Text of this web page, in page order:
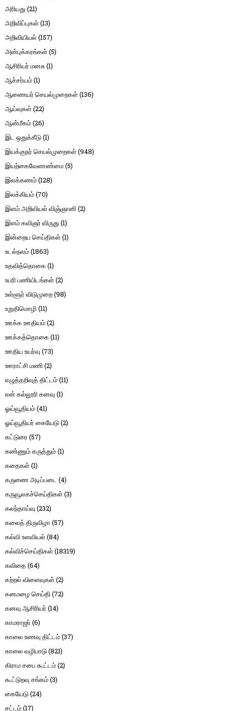
அரியது(21)
அறிவிப்புகள்(13)
அறிவியியல் (157)
அன்புக்கரங்கள்(5)
ஆசிரியர் மனசு(1)
ஆச்சர்யம்(1)
ஆணையர் செயல்முறைகள்(136)
ஆய்வுகள்(22)
ஆன்மீகம்(26)
இட ஒதுக்கீடு(1)
இயக்குநர் செயல்முறைகள்(948)
இயற்கைவேளாண்மை(5)
இலக்கணம்(128)
இலக்கியம்(70)
இளம் அறிவியல் விஞ்ஞானி(2)
இளம் கவிஞர் விருது(1)
இன்றைய செய்திகள்(1)
உடல்நலம்(1863)
உதவித்தொகை(1)
உபரி பணியிடங்கள்(2)
உள்ளூர் விடுமுறை(98)
உறுதிமொழி(11)
ஊக்க ஊதியம்(2)
ஊக்கத்தொகை(11)
ஊதிய உயர்வு (73)
ஊராட்சி மணி(2)
எழுத்தறிவுத் திட்டம்(11)
என் கல்லூரி கனவு (1)
ஓய்வூதியம்(41)
ஓய்வூதியர் கையேடு(2)
கட்டுரை (57)
கண்ணும் கருத்தும்(1)
கதைகள்(1)
கருணை அடிப்படை (4)
கருவூலகச்செய்திகள்(3)
கலந்தாய்வு (232)
கலைத் திருவிழா (57)
கல்வி உளவியல் (84)
கல்விச்செய்திகள்(18319)
கவிதை(64)
கற்றல் விளைவுகள்(2)
கனமழை செய்தி(72)
கனவு ஆசிரியர் (14)
காமராஜர் (6)
காலை உணவு திட்டம்(37)
காலை வழிபாடு(821)
கிராம சபை கூட்டம்(2)
கூட்டுறவு சங்கம்(3)
கையேடு(24)
சட்டம்(17)